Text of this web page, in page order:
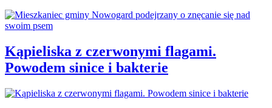
Kąpieliska z czerwonymi flagami.
Powodem sinice i bakterie